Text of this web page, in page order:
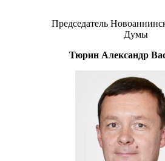
Председатель
Думы
Тюрин Александр